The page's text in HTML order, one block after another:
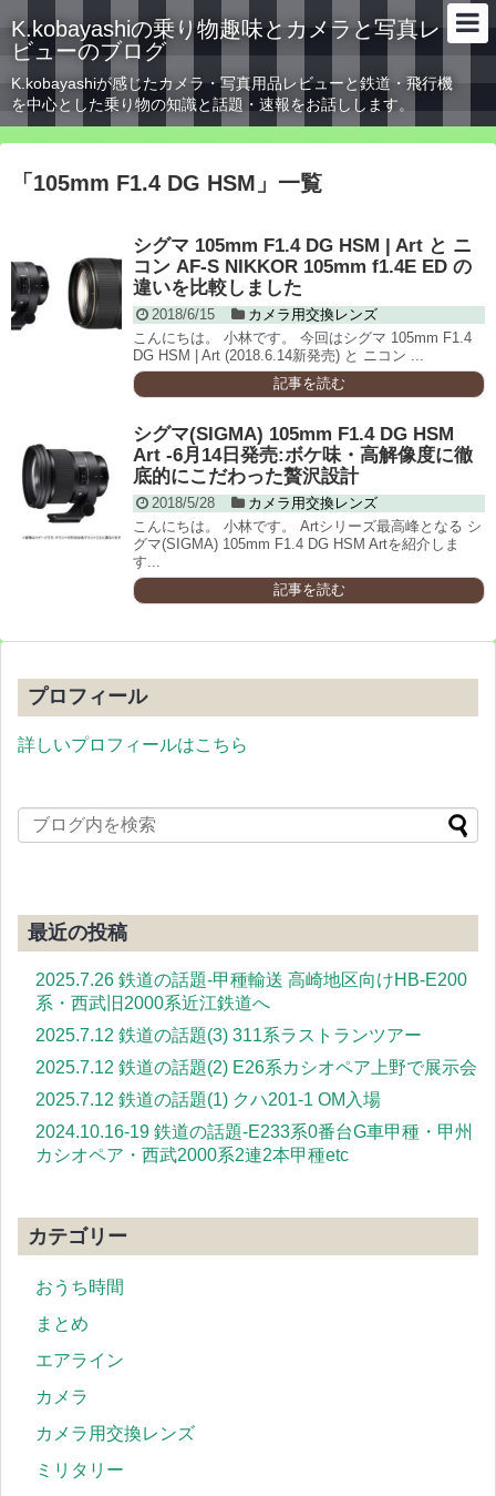
K.kobayashiの乗り物趣味とカメラと写真レ
ビューのブログ
K.kobayashiが感じたカメラ・写真用品レビューと鉄道・飛行機
を中心とした乗り物の知識と話題・速報をお話しします。
「 105mm F1.4 DG HSM 」 一覧
シグマ 105mm F1.4 DG HSM | Art と ニ
コン AF-S NIKKOR 105mm f1.4E ED の
違いを比較しました
2018/6/15
カメラ用交換レンズ
こんにちは。 小林です。 今回はシグマ 105mm F1.4
DG HSM | Art (2018.6.14新発売) と ニコン ...
記事を読む
シグマ(SIGMA) 105mm F1.4 DG HSM
Art -6月14日発売:ボケ味・高解像度に徹
底的にこだわった贅沢設計
2018/5/28
カメラ用交換レンズ
こんにちは。 小林です。 Artシリーズ最高峰となる シ
グマ(SIGMA) 105mm F1.4 DG HSM Artを紹介しま
す...
記事を読む
プロフィール
詳しいプロフィールはこちら
最近の投稿
2025.7.26 鉄道の話題-甲種輸送 高崎地区向けHB-E200
系・西武旧2000系近江鉄道へ
2025.7.12 鉄道の話題(3) 311系ラストランツアー
2025.7.12 鉄道の話題(2) E26系カシオペア上野で展示会
2025.7.12 鉄道の話題(1) クハ201-1 OM入場
2024.10.16-19 鉄道の話題-E233系0番台G車甲種・甲州
カシオペア・西武2000系2連2本甲種etc
カテゴリー
おうち時間
まとめ
エアライン
カメラ
カメラ用交換レンズ
ミリタリー